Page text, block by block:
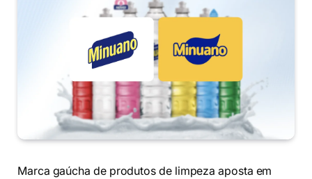
Marca gaúcha de produtos de limpeza aposta em